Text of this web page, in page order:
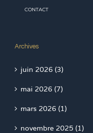
CONTACT
Archives
juin 2026 (3)
mai 2026 (7)
mars 2026 (1)
novembre 2025 (1)